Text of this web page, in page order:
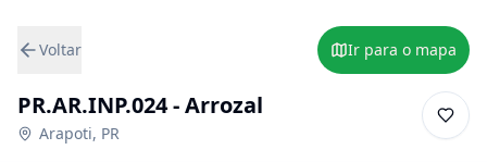
Voltar Ir para o mapa
PR.AR.INP.024 - Arrozal
Arapoti, PR